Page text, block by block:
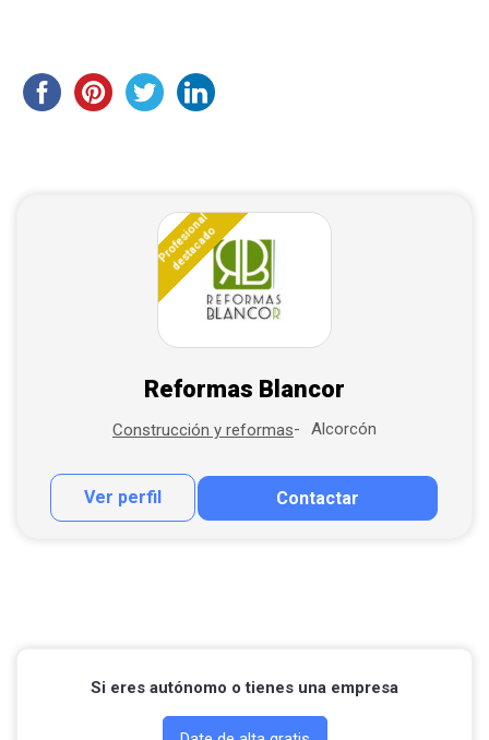
Profesional
destacado
Reformas Blancor
Construcción y reformas Alcorcón
Ver perfil Contactar
Contactar por correo
Si eres autónomo o tienes una empresa